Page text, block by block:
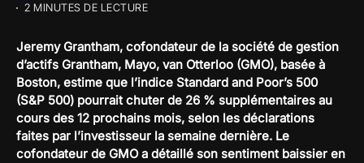
2 MINUTES DE LECTURE
Jeremy Grantham, cofondateur de la société de gestion
d’actifs Grantham, Mayo, van Otterloo (GMO), basée à
Boston, estime que l’indice Standard and Poor’s 500
(S&P 500) pourrait chuter de 26 % supplémentaires au
cours des 12 prochains mois, selon les déclarations
faites par l’investisseur la semaine dernière. Le
cofondateur de GMO a détaillé son sentiment baissier en